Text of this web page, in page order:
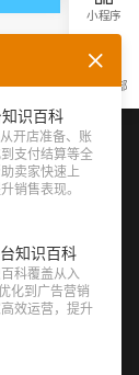
小程序
返回顶部
众号
识百科
开店准备、账
支付结算等全
卖家快速上
销售表现。
知识百科
科覆盖从入
化到广告营销
效运营，提升